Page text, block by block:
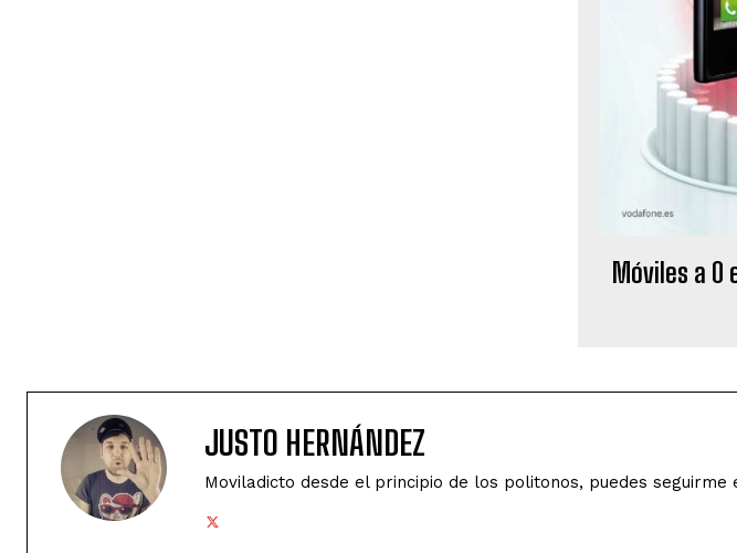
Móviles a 0
JUSTO HERNÁNDEZ
Moviladicto desde el principio de los politonos, puedes seguirme